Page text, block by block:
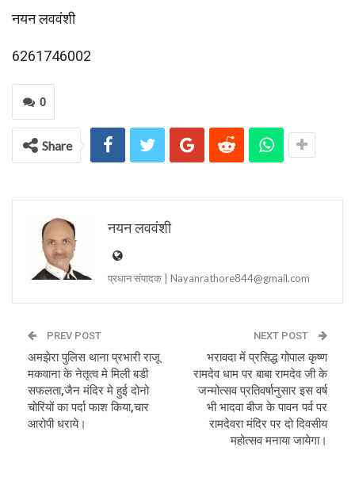
नयन लववंशी
6261746002
0
Share
नयन लववंशी
प्रधान संपादक | Nayanrathore844@gmail.com
PREV POST
अमझेरा पुलिस थाना प्रभारी राजू
मकवाना के नेतृत्व मे मिली बडी
सफलता,जैन मंदिर मे हुई दोनो
चोरियों का पर्दा फाश किया,चार
आरोपी धराये।
NEXT POST
भरावदा में प्रसिद्ध गोपाल कृष्ण
रामदेव धाम पर बाबा रामदेव जी के
जन्मोत्सव प्रतिवर्षानुसार इस वर्ष
भी भादवा बीज के पावन पर्व पर
रामदेवरा मंदिर पर दो दिवसीय
महोत्सव मनाया जायेगा।